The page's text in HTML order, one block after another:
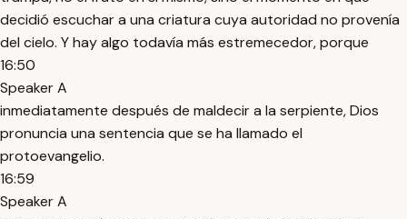
decidió escuchar a una criatura cuya autoridad no provenía
del cielo. Y hay algo todavía más estremecedor, porque
16:50
Speaker A
inmediatamente después de maldecir a la serpiente, Dios
pronuncia una sentencia que se ha llamado el
protoevangelio.
16:59
Speaker A